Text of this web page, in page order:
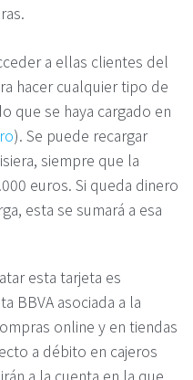
a ellas clientes del
hacer cualquier tipo de
que se haya cargado en
). Se puede recargar
siempre que la
euros. Si queda dinero
esta se sumará a esa
esta tarjeta es
BBVA asociada a la
online y en tiendas
a débito en cajeros